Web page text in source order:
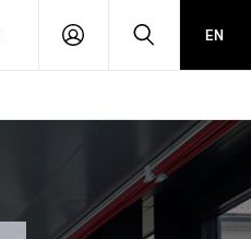
PŘIHLÁSIT HLEDATEN